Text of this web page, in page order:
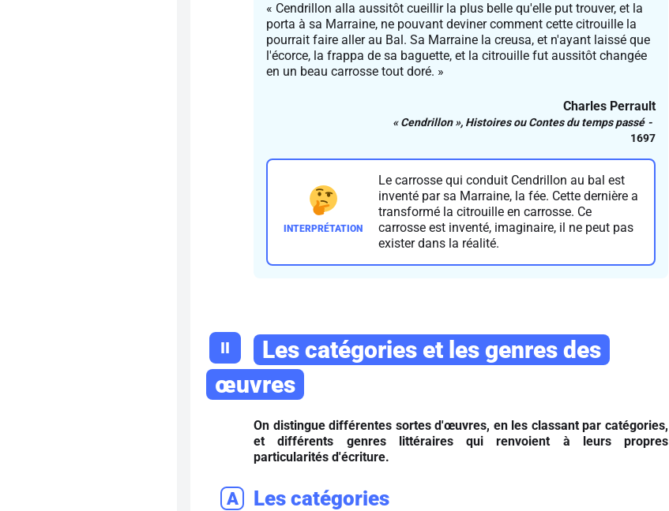
« Cendrillon alla aussitôt cueillir la plus belle qu'elle put trouver, et la
porta à sa Marraine, ne pouvant deviner comment cette citrouille la
pourrait faire aller au Bal. Sa Marraine la creusa, et n'ayant laissé que
l'écorce, la frappa de sa baguette, et la citrouille fut aussitôt changée
en un beau carrosse tout doré. »
Charles Perrault
« Cendrillon », Histoires ou Contes du temps passé
1697
Le carrosse qui conduit Cendrillon au bal est
inventé par sa Marraine, la fée. Cette dernière a
transformé la citrouille en carrosse. Ce
carrosse est inventé, imaginaire, il ne peut pas
exister dans la réalité.
II
Les catégories et les genres des
œuvres
On distingue différentes sortes d'œuvres, en les classant par catégories,
et différents genres littéraires qui renvoient à leurs propres
particularités d'écriture.
A Les catégories